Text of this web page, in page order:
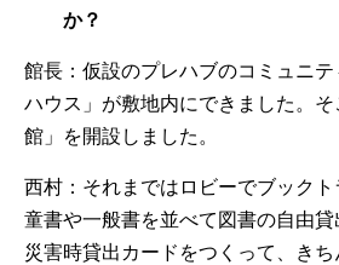
か？
館長：仮設のプレハブのコミュニ
ハウス」が敷地内にできました。
館」を開設しました。
西村：それまではロビーでブック
童書や一般書を並べて図書の自由貸
災害時貸出カードをつくって、き